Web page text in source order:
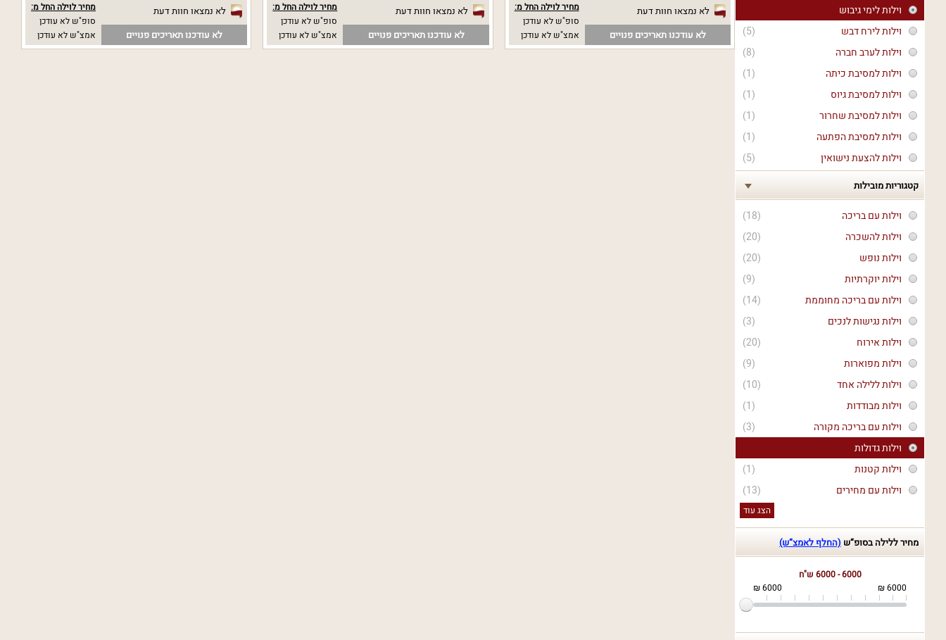
וילות לימי גיבוש
(5)
וילות לירח דבש
(8)
וילות לערב חברה
(1)
וילות למסיבת כיתה
(1)
וילות למסיבת גיוס
(1)
וילות למסיבת שחרור
(1)
וילות למסיבת הפתעה
(5)
וילות להצעת נישואין
קטגוריות מובילות
(18)
וילות עם בריכה
(20)
וילות להשכרה
(20)
וילות נופש
(9)
וילות יוקרתיות
(14)
וילות עם בריכה מחוממת
(3)
וילות נגישות לנכים
(20)
וילות אירוח
(9)
וילות מפוארות
(10)
וילות ללילה אחד
(1)
וילות מבודדות
(3)
וילות עם בריכה מקורה
וילות גדולות
(1)
וילות קטנות
(13)
וילות עם מחירים
הצג עוד
מחיר ללילה בסופ“ש (החלף לאמצ“ש)
6000 - 6000 ש"ח
6000 ₪
6000 ₪
לא נמצאו חוות דעת
לא עודכנו תאריכים פנויים
מחיר לוילה החל מ:
סופ"ש לא עודכן
אמצ"ש לא עודכן
לא נמצאו חוות דעת
לא עודכנו תאריכים פנויים
מחיר לוילה החל מ:
סופ"ש לא עודכן
אמצ"ש לא עודכן
לא נמצאו חוות דעת
לא עודכנו תאריכים פנויים
מחיר לוילה החל מ:
סופ"ש לא עודכן
אמצ"ש לא עודכן